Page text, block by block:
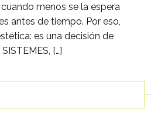
menos se la espera
antes de tiempo. Por eso,
es una decisión de
[…]